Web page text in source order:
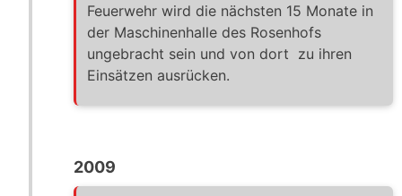
Feuerwehr wird die nächsten 15 Monate in
der Maschinenhalle des Rosenhofs
ungebracht sein und von dort zu ihren
Einsätzen ausrücken.
2009